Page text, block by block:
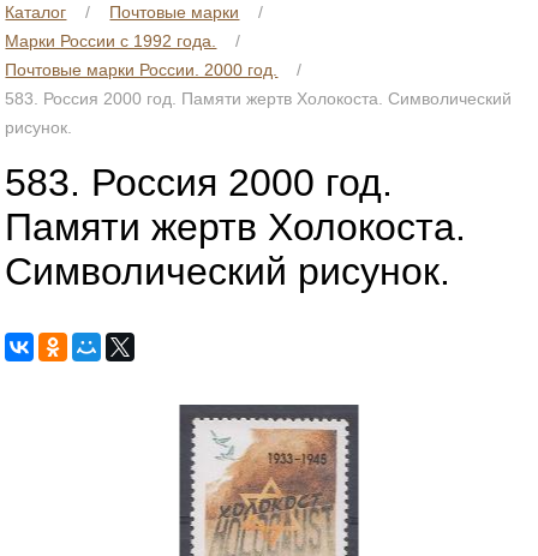
Каталог
Почтовые марки
Марки России с 1992 года.
Почтовые марки России. 2000 год.
583. Россия 2000 год. Памяти жертв Холокоста. Символический
рисунок.
583. Россия 2000 год.
Памяти жертв Холокоста.
Символический рисунок.